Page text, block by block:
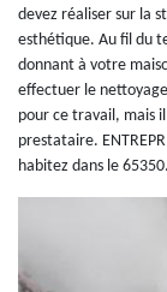
devez réaliser sur la
esthétique. Au fil du
donnant à votre
effectuer le
pour ce travail, mais
prestataire.
habitez dans le 65350.